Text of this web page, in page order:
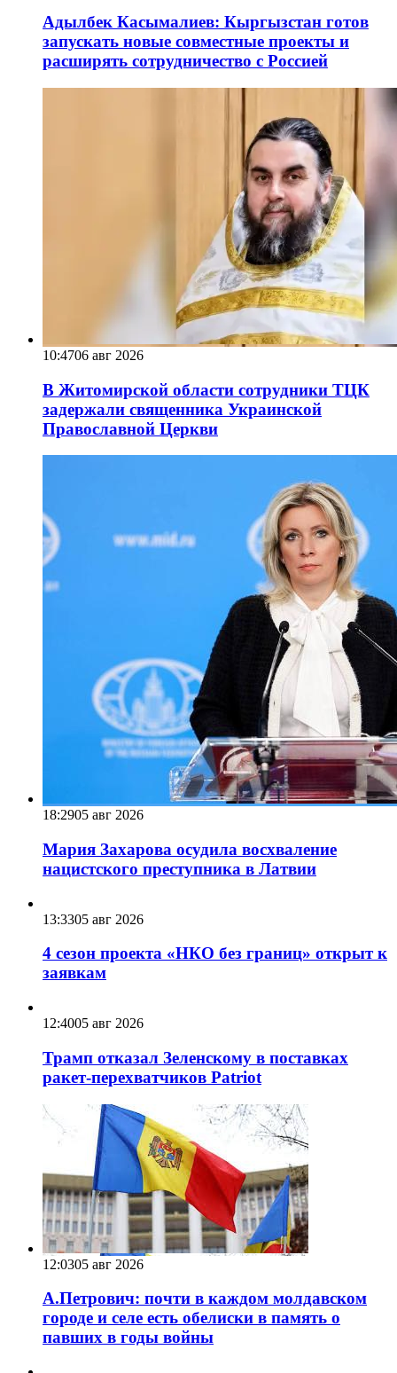
Адылбек Касымалиев: Кыргызстан готов
запускать новые совместные проекты и
расширять сотрудничество с Россией
10:4706 авг 2026
В Житомирской области сотрудники ТЦК
задержали священника Украинской
Православной Церкви
18:2905 авг 2026
Мария Захарова осудила восхваление
нацистского преступника в Латвии
13:3305 авг 2026
4 сезон проекта «НКО без границ» открыт к
заявкам
12:4005 авг 2026
Трамп отказал Зеленскому в поставках
ракет-перехватчиков Patriot
12:0305 авг 2026
А.Петрович: почти в каждом молдавском
городе и селе есть обелиски в память о
павших в годы войны